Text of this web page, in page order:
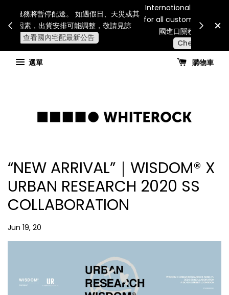
連假期間宅配服務將暫停配送。 如遇假日、天災或其
他不可抗力因素，出貨安排可能調整，敬請見諒
查看國內宅配最新公告
for all
國
選單
購物車
“NEW ARRIVAL”｜WISDOM® X
URBAN RESEARCH 2020 SS
COLLABORATION
Jun 19, 20